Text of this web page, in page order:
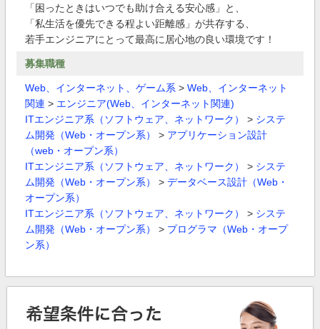
「困ったときはいつでも助け合える安心感」と、
「私生活を優先できる程よい距離感」が共存する、
若手エンジニアにとって最高に居心地の良い環境です！
募集職種
Web、インターネット、ゲーム系 > Web、インターネット
関連 > エンジニア(Web、インターネット関連)
ITエンジニア系（ソフトウェア、ネットワーク）
> システ
ム開発（Web・オープン系）
> アプリケーション設計
（web・オープン系）
ITエンジニア系（ソフトウェア、ネットワーク）
> システ
ム開発（Web・オープン系）
> データベース設計（Web・
オープン系）
ITエンジニア系（ソフトウェア、ネットワーク）
> システ
ム開発（Web・オープン系）
> プログラマ（Web・オープ
ン系）